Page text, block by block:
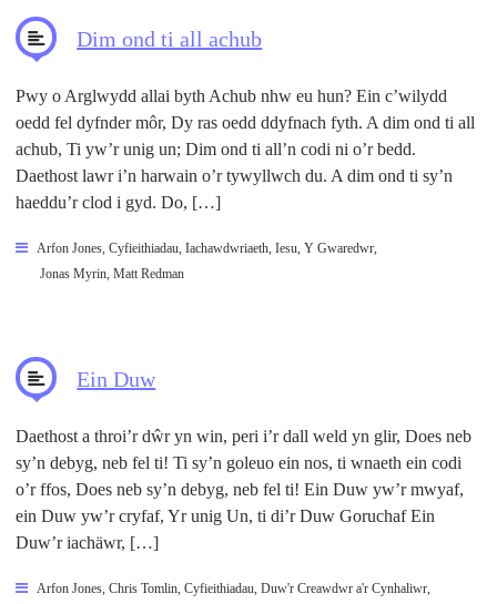
Dim ond ti all achub
Pwy o Arglwydd allai byth Achub nhw eu hun? Ein c’wilydd
oedd fel dyfnder môr, Dy ras oedd ddyfnach fyth. A dim ond ti all
achub, Ti yw’r unig un; Dim ond ti all’n codi ni o’r bedd.
Daethost lawr i’n harwain o’r tywyllwch du. A dim ond ti sy’n
haeddu’r clod i gyd. Do, […]
Arfon Jones Cyfieithiadau Iachawdwriaeth Iesu, Y Gwaredwr
Jonas Myrin Matt Redman
Ein Duw
Daethost a throi’r dŵr yn win, peri i’r dall weld yn glir, Does neb
sy’n debyg, neb fel ti! Ti sy’n goleuo ein nos, ti wnaeth ein codi
o’r ffos, Does neb sy’n debyg, neb fel ti! Ein Duw yw’r mwyaf,
ein Duw yw’r cryfaf, Yr unig Un, ti di’r Duw Goruchaf Ein
Duw’r iachäwr, […]
Arfon Jones Chris Tomlin Cyfieithiadau Duw'r Creawdwr a'r Cynhaliwr